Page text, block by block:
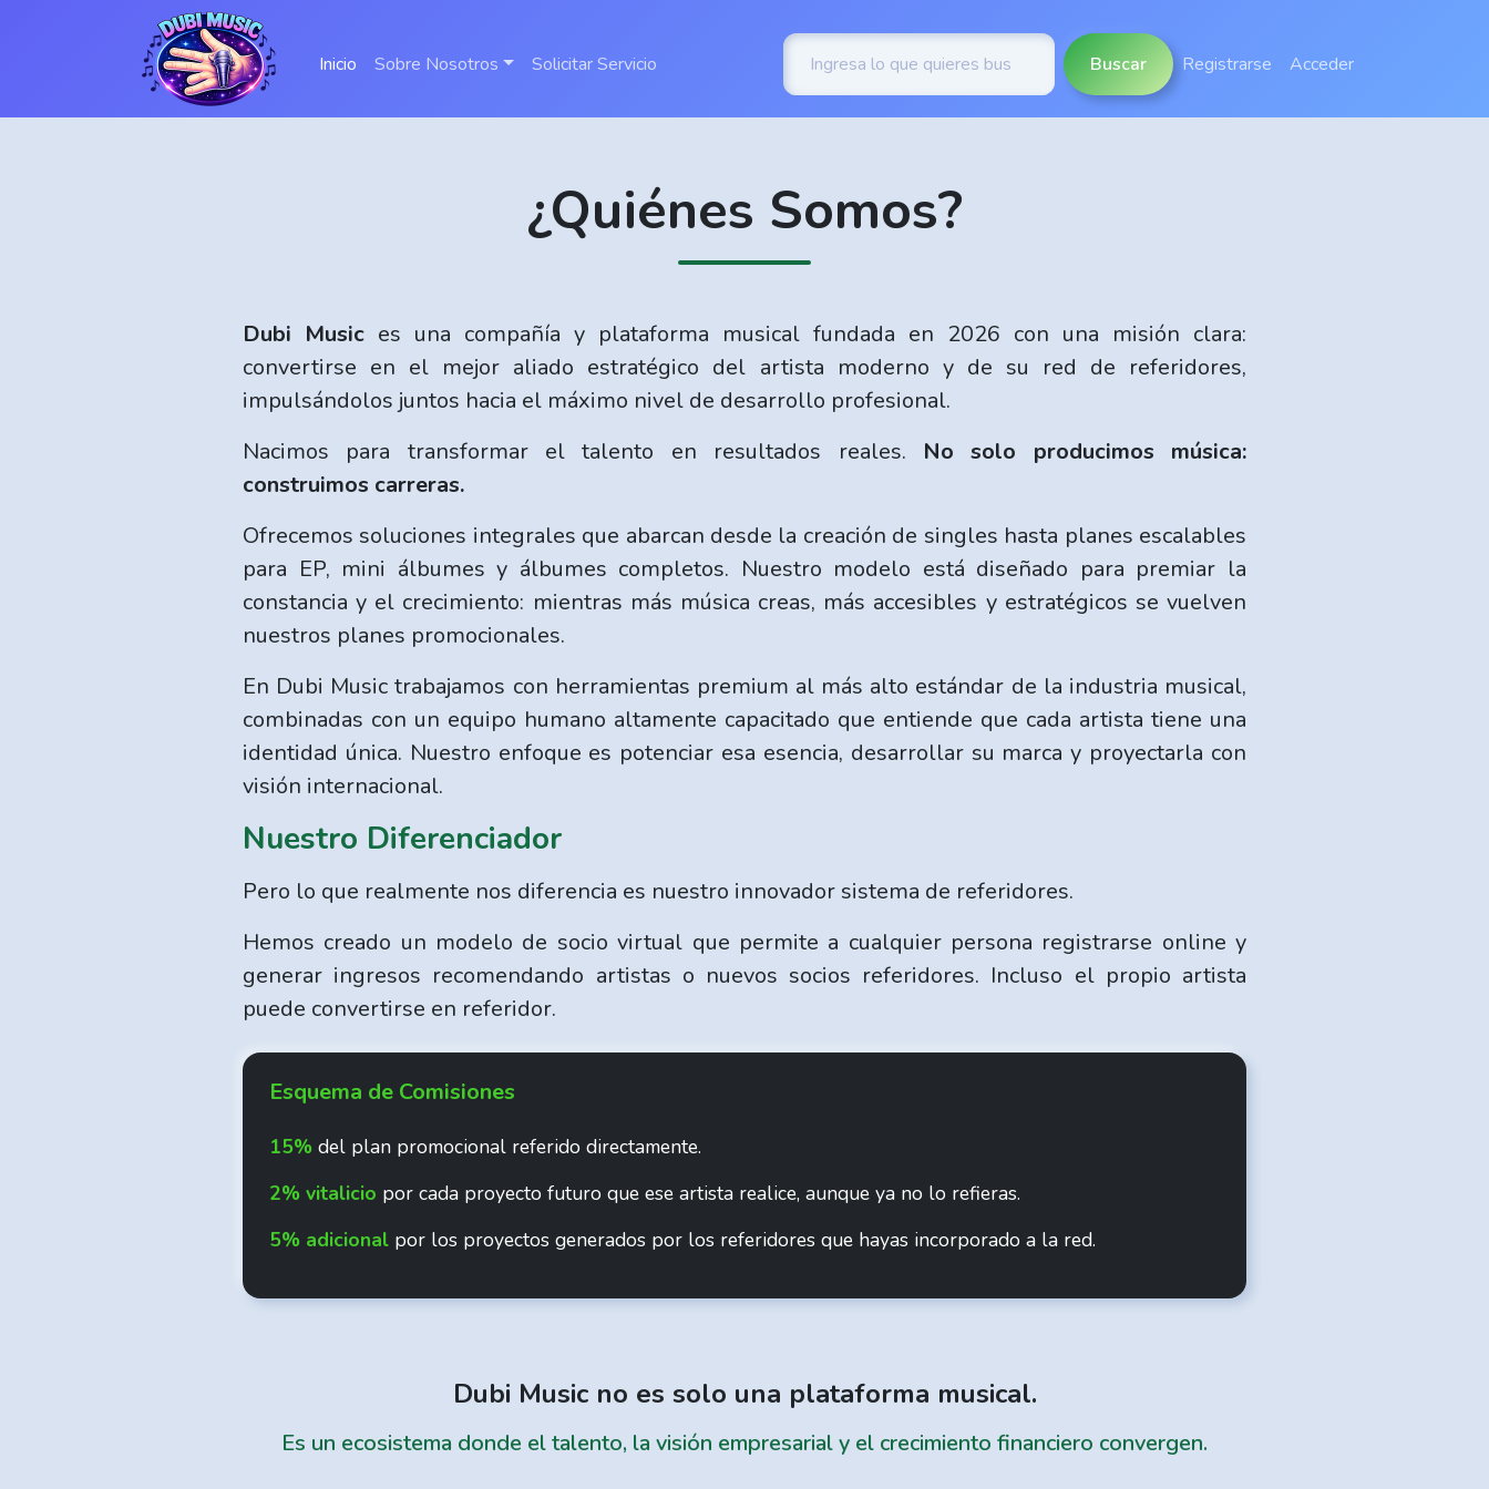
Inicio (current)
Sobre Nosotros Solicitar Servicio Buscar Registrarse Acceder
¿Quiénes Somos?
Dubi Music es una compañía y plataforma musical fundada en 2026 con una misión clara:
convertirse en el mejor aliado estratégico del artista moderno y de su red de referidores,
impulsándolos juntos hacia el máximo nivel de desarrollo profesional.
Nacimos para transformar el talento en resultados reales. No solo producimos música:
construimos carreras.
Ofrecemos soluciones integrales que abarcan desde la creación de singles hasta planes escalables
para EP, mini álbumes y álbumes completos. Nuestro modelo está diseñado para premiar la
constancia y el crecimiento: mientras más música creas, más accesibles y estratégicos se vuelven
nuestros planes promocionales.
En Dubi Music trabajamos con herramientas premium al más alto estándar de la industria musical,
combinadas con un equipo humano altamente capacitado que entiende que cada artista tiene una
identidad única. Nuestro enfoque es potenciar esa esencia, desarrollar su marca y proyectarla con
visión internacional.
Nuestro Diferenciador
Pero lo que realmente nos diferencia es nuestro innovador sistema de referidores.
Hemos creado un modelo de socio virtual que permite a cualquier persona registrarse online y
generar ingresos recomendando artistas o nuevos socios referidores. Incluso el propio artista
puede convertirse en referidor.
Esquema de Comisiones
15% del plan promocional referido directamente.
2% vitalicio por cada proyecto futuro que ese artista realice, aunque ya no lo refieras.
5% adicional por los proyectos generados por los referidores que hayas incorporado a la red.
Dubi Music no es solo una plataforma musical.
Es un ecosistema donde el talento, la visión empresarial y el crecimiento financiero convergen.